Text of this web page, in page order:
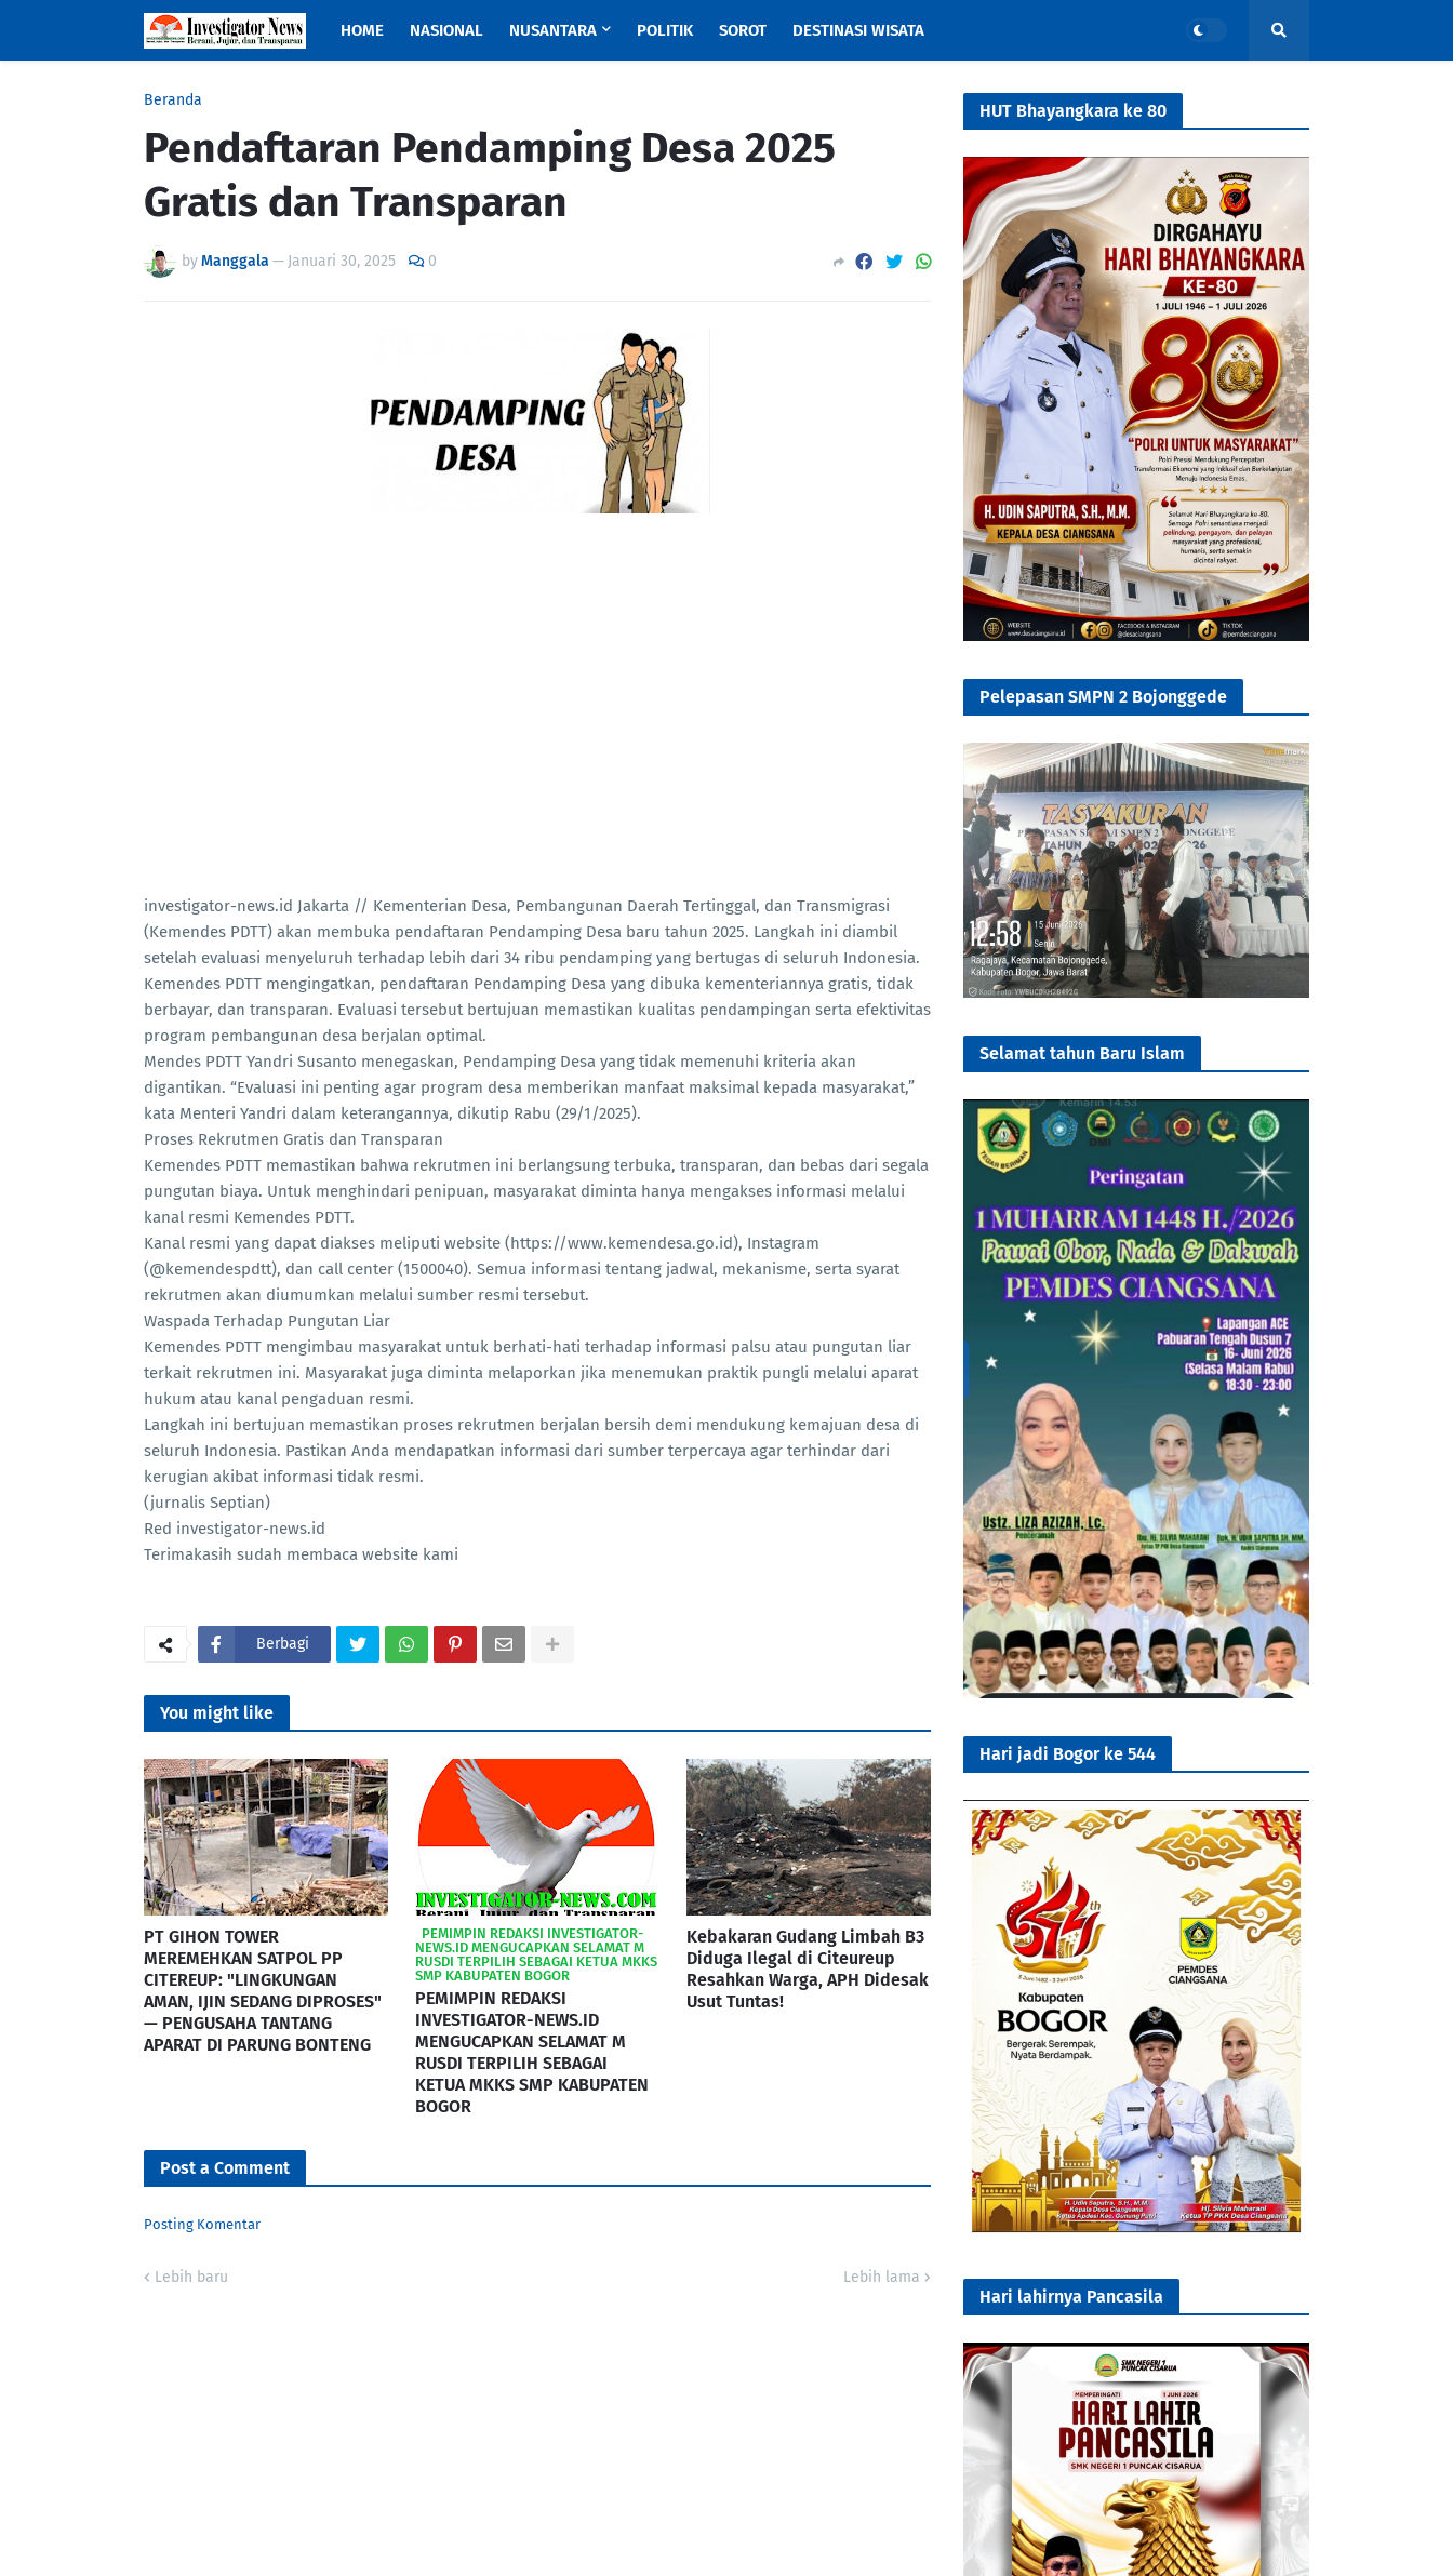
HOME NASIONAL NUSANTARA POLITIK SOROT DESTINASI WISATA
Beranda
Pendaftaran Pendamping Desa 2025
Gratis dan Transparan
byManggala — Januari 30, 2025 0
investigator-news.id Jakarta // Kementerian Desa, Pembangunan Daerah Tertinggal, dan Transmigrasi
(Kemendes PDTT) akan membuka pendaftaran Pendamping Desa baru tahun 2025. Langkah ini diambil
setelah evaluasi menyeluruh terhadap lebih dari 34 ribu pendamping yang bertugas di seluruh Indonesia.
Kemendes PDTT mengingatkan, pendaftaran Pendamping Desa yang dibuka kementeriannya gratis, tidak
berbayar, dan transparan. Evaluasi tersebut bertujuan memastikan kualitas pendampingan serta efektivitas
program pembangunan desa berjalan optimal.
Mendes PDTT Yandri Susanto menegaskan, Pendamping Desa yang tidak memenuhi kriteria akan
digantikan. “Evaluasi ini penting agar program desa memberikan manfaat maksimal kepada masyarakat,”
kata Menteri Yandri dalam keterangannya, dikutip Rabu (29/1/2025).
Proses Rekrutmen Gratis dan Transparan
Kemendes PDTT memastikan bahwa rekrutmen ini berlangsung terbuka, transparan, dan bebas dari segala
pungutan biaya. Untuk menghindari penipuan, masyarakat diminta hanya mengakses informasi melalui
kanal resmi Kemendes PDTT.
Kanal resmi yang dapat diakses meliputi website (https://www.kemendesa.go.id), Instagram
(@kemendespdtt), dan call center (1500040). Semua informasi tentang jadwal, mekanisme, serta syarat
rekrutmen akan diumumkan melalui sumber resmi tersebut.
Waspada Terhadap Pungutan Liar
Kemendes PDTT mengimbau masyarakat untuk berhati-hati terhadap informasi palsu atau pungutan liar
terkait rekrutmen ini. Masyarakat juga diminta melaporkan jika menemukan praktik pungli melalui aparat
hukum atau kanal pengaduan resmi.
Langkah ini bertujuan memastikan proses rekrutmen berjalan bersih demi mendukung kemajuan desa di
seluruh Indonesia. Pastikan Anda mendapatkan informasi dari sumber terpercaya agar terhindar dari
kerugian akibat informasi tidak resmi.
(jurnalis Septian)
Red investigator-news.id
Terimakasih sudah membaca website kami
Berbagi
You might like
PT GIHON TOWER
MEREMEHKAN SATPOL PP
CITEREUP: "LINGKUNGAN
AMAN, IJIN SEDANG DIPROSES"
— PENGUSAHA TANTANG
APARAT DI PARUNG BONTENG
‎ ‎ ‎PEMIMPIN REDAKSI INVESTIGATOR-
NEWS.ID MENGUCAPKAN SELAMAT M
RUSDI TERPILIH SEBAGAI KETUA MKKS
SMP KABUPATEN BOGOR
PEMIMPIN REDAKSI
INVESTIGATOR-NEWS.ID
MENGUCAPKAN SELAMAT M
RUSDI TERPILIH SEBAGAI
KETUA MKKS SMP KABUPATEN
BOGOR
Kebakaran Gudang Limbah B3
Diduga Ilegal di Citeureup
Resahkan Warga, APH Didesak
Usut Tuntas!
Post a Comment
Posting Komentar
Lebih baru Lebih lama
HUT Bhayangkara ke 80
Pelepasan SMPN 2 Bojonggede
Selamat tahun Baru Islam
Hari jadi Bogor ke 544
Hari lahirnya Pancasila